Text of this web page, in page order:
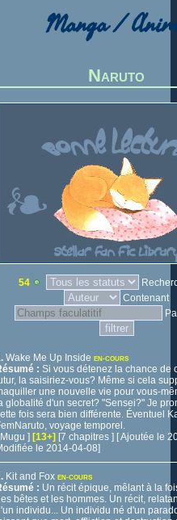
Manga /
Naruto
54
Contenant
Wake Me Up Inside EN-COURS
: Si vous détenez la chance de
la saisiriez-vous? Même si cela
une nouvelle vie pour vous-
globalité d'un secret? "Sensei?" Je
fois sera bien différente. Éventuel
voyage temporel.
Mugu ] [13+] [7 chapitres ] [ Ajoutée le
le 2014-04-08]
Kit and Fox EN-COURS
: Un récit épique, mêlant à la
bêtes et les hommes. Un récit,
individu... Un individu né d'un